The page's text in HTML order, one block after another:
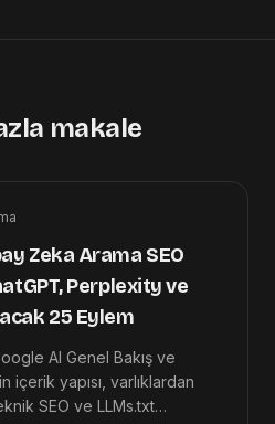
makale
Zeka Arama SEO
Perplexity ve
25 Eylem
AI Genel Bakış ve
içerik yapısı, varlıklardan
SEO ve LLMs.txt